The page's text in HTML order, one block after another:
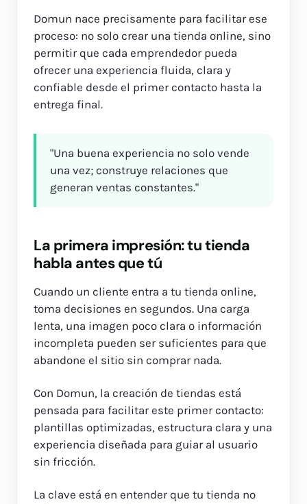
Domun nace precisamente para facilitar ese
proceso: no solo crear una tienda online, sino
permitir que cada emprendedor pueda
ofrecer una experiencia fluida, clara y
confiable desde el primer contacto hasta la
entrega final.
"Una buena experiencia no solo vende
una vez; construye relaciones que
generan ventas constantes."
La primera impresión: tu tienda
habla antes que tú
Cuando un cliente entra a tu tienda online,
toma decisiones en segundos. Una carga
lenta, una imagen poco clara o información
incompleta pueden ser suficientes para que
abandone el sitio sin comprar nada.
Con Domun, la creación de tiendas está
pensada para facilitar este primer contacto:
plantillas optimizadas, estructura clara y una
experiencia diseñada para guiar al usuario
sin fricción.
La clave está en entender que tu tienda no